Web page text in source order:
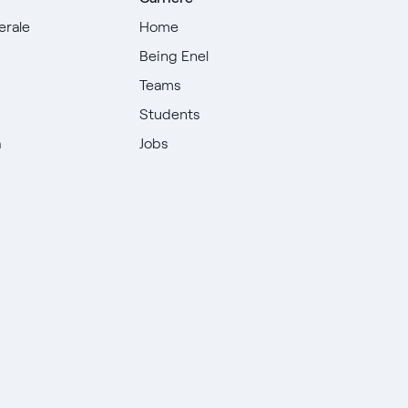
Home
Being Enel
Teams
Students
Jobs